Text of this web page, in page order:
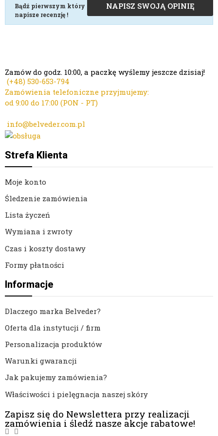
NAPISZ SWOJĄ OPINIĘ
Bądź pierwszym który
napisze recenzję !
Zamów do godz. 10:00, a paczkę wyślemy jeszcze dzisiaj!
(+48) 530-653-794
Zamówienia telefoniczne przyjmujemy:
od 9:00 do 17:00 (PON - PT)
info@belveder.com.pl
Strefa Klienta
Moje konto
Śledzenie zamówienia
Lista życzeń
Wymiana i zwroty
Czas i koszty dostawy
Formy płatności
Informacje
Dlaczego marka Belveder?
Oferta dla instytucji / firm
Personalizacja produktów
Warunki gwarancji
Jak pakujemy zamówienia?
Właściwości i pielęgnacja naszej skóry
Zapisz się do Newslettera przy realizacji
zamówienia i śledź nasze akcje rabatowe!